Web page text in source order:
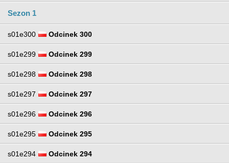
Sezon 1
s01e300 Odcinek 300
s01e299 Odcinek 299
s01e298 Odcinek 298
s01e297 Odcinek 297
s01e296 Odcinek 296
s01e295 Odcinek 295
s01e294 Odcinek 294